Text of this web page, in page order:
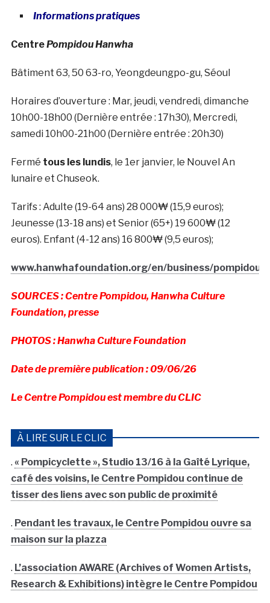
Informations pratiques
CentrePompidou Hanwha
Bâtiment 63, 50 63-ro, Yeongdeungpo-gu, Séoul
Horaires d’ouverture : Mar, jeudi, vendredi, dimanche
10h00-18h00 (Dernière entrée : 17h30), Mercredi,
samedi 10h00-21h00 (Dernière entrée : 20h30)
Fermé tous les lundis, le 1er janvier, le Nouvel An
lunaire et Chuseok.
Tarifs : Adulte (19-64 ans) 28 000₩ (15,9 euros);
Jeunesse (13-18 ans) et Senior (65+) 19 600₩ (12
euros). Enfant (4-12 ans) 16 800₩ (9,5 euros);
www.hanwhafoundation.org/en/business/pompidou
SOURCES : Centre Pompidou, Hanwha Culture
Foundation, presse
PHOTOS : Hanwha Culture Foundation
Date de première publication : 09/06/26
Le Centre Pompidou est membre du CLIC
À LIRE SUR LE CLIC
. « Pompicyclette », Studio 13/16 à la Gaîté Lyrique,
café des voisins, le Centre Pompidou continue de
tisser des liens avec son public de proximité
. Pendant les travaux, le Centre Pompidou ouvre sa
maison sur la plazza
. L’association AWARE (Archives of Women Artists,
Research & Exhibitions) intègre le Centre Pompidou